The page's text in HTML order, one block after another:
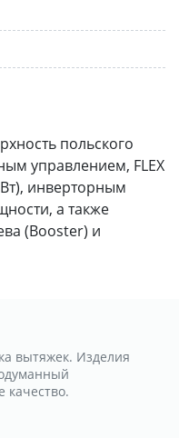
польского
управлением, FLEX
инверторным
а также
(Booster) и
вытяжек. Изделия